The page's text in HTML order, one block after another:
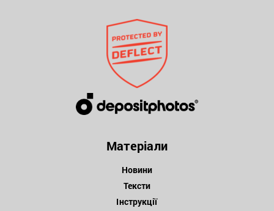
Матеріали
Новини
Тексти
Інструкції